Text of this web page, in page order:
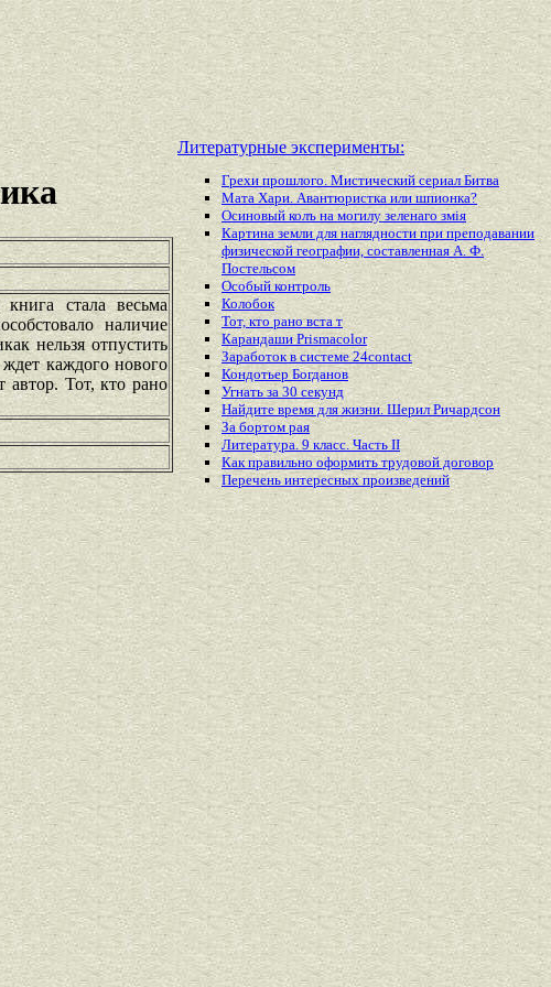
стала весьма
наличие
нельзя отпустить
каждого нового
автор. Тот, кто рано
Литературные эксперименты:
Грехи прошлого. Мистический сериал Битва
Мата Хари. Авантюристка или шпионка?
Осиновый колъ на могилу зеленаго змiя
Картина земли для наглядности при преподавании
физической географии, составленная А. Ф.
Постельсом
Особый контроль
Колобок
Тот, кто рано вста т
Карандаши Prismacolor
Заработок в системе 24contact
Кондотьер Богданов
Угнать за 30 секунд
Найдите время для жизни. Шерил Ричардсон
За бортом рая
Литература. 9 класс. Часть II
Как правильно оформить трудовой договор
Перечень интересныхпроизведений